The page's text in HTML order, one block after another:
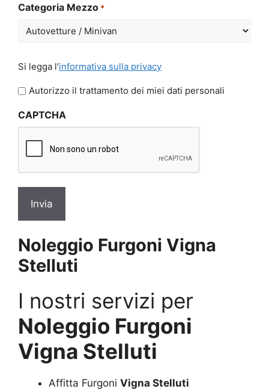
GG
slash
Categoria Mezzo *
legga
l'informativa
privacy
Si legga l’informativa sulla privacy
Autorizzo il trattamento dei miei dati personali
CAPTCHA
Noleggio Furgoni Vigna
Stelluti
I nostri servizi per
Noleggio Furgoni
Vigna Stelluti
Affitta Furgoni Vigna Stelluti